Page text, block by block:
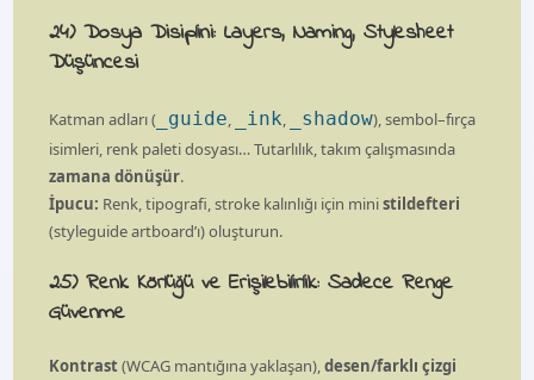
24) Dosya Disiplini: Layers, Naming, Stylesheet
Düşüncesi
Katman adları ( _guide _ink _shadow), sembol–fırça
isimleri, renk paleti dosyası… Tutarlılık, takım çalışmasında
zamana dönüşür.
İpucu: Renk, tipografi, stroke kalınlığı için ministildefteri
(styleguide artboard’ı) oluşturun.
25) Renk Körlüğü ve Erişilebilirlik: Sadece Renge
Güvenme
Kontrast(WCAG mantığına yaklaşan),desen/farklı çizgi